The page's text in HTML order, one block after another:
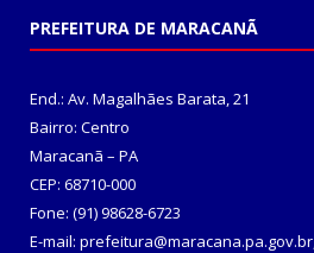
PREFEITURA DE MARACANÃ
End.: Av. Magalhães Barata, 21
Bairro: Centro
Maracanã – PA
CEP: 68710-000
Fone: (91) 98628-6723
E-mail: prefeitura@maracana.pa.gov.br,